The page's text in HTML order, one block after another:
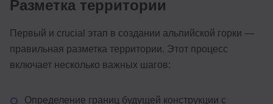
Разметка территории
Первый и crucial этап в создании альпийской горки —
правильная разметка территории. Этот процесс
включает несколько важных шагов:
Определение границ будущей конструкции с